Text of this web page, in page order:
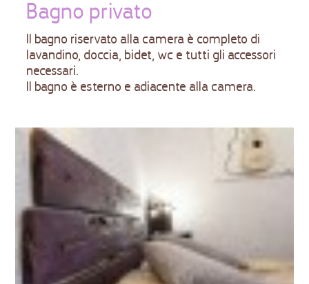
Bagno privato
Il bagno riservato alla camera è completo di
lavandino, doccia, bidet, wc e tutti gli accessori
necessari.
Il bagno è esterno e adiacente alla camera.